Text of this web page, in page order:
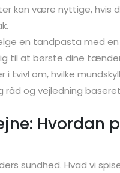
kan være nyttige, hvis
en tandpasta med en
til at børste dine
i tvivl om, hvilke
og vejledning
Hvordan
sundhed. Hvad vi